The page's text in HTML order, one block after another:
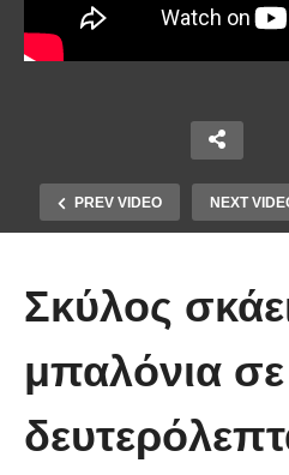
PREV VIDEO NEXT
Σκύλος
μπαλόνια σε